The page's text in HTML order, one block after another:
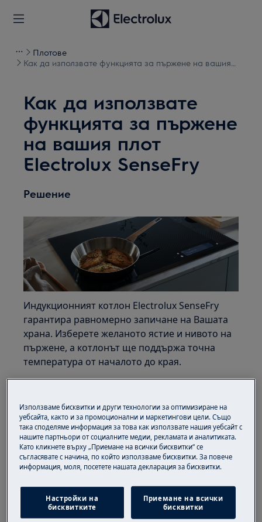
Плотове
Как да използвате функцията за пържене на вашия
Как да използвате
функцията за пържене
на вашия плот
Electrolux SenseFry
Решение
Индукционният котлон Electrolux SenseFry
гарантира равномерно запичане на Вашата
храна. Изберете желаното ястие и нивото на
пържене, а котлонът ще поддържа точна
температура от началото до края.
зависи от Вашия модел.
SenseFry с TFT дисплей
Използваме бисквитки и други технологии за оптимизиране на
уебсайта, както и за промоционални и маркетингови цели. Също
така споделяме информация за това как използвате нашия уебсайт с
нашите партньори от социалните медии, рекламата и аналитиката.
Като кликнете върху „Приемане на всички бисквитки“ се
съгласявате с начина, по който използваме бисквитки. За повече
информация, моля, посетете нашата декларация за бисквитки.
Настройки на
бисквитките
Приемане на всички
бисквитки